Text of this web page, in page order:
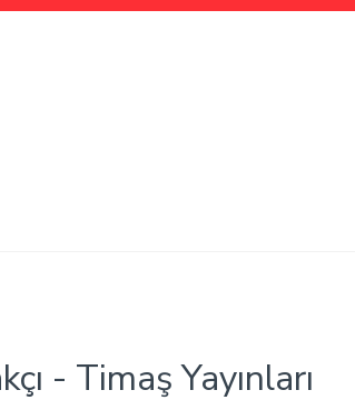
- Timaş Yayınları